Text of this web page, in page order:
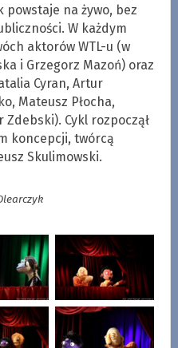
powstaje na żywo, bez
W każdym
aktorów WTL-u (w
i Grzegorz Mazoń) oraz
Cyran, Artur
Mateusz Płocha,
Cykl rozpoczął
koncepcji, twórcą
Skulimowski.